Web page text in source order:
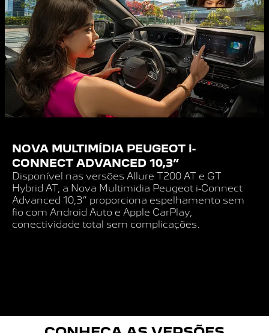
NOVA MULTIMÍDIA PEUGEOT i-
CONNECT ADVANCED 10,3”
Disponível nas versões Allure T200 AT e GT
Hybrid AT, a Nova Multimidia Peugeot i-Connect
Advanced 10,3” proporciona espelhamento sem
fio com Android Auto e Apple CarPlay,
conectividade total sem complicações.